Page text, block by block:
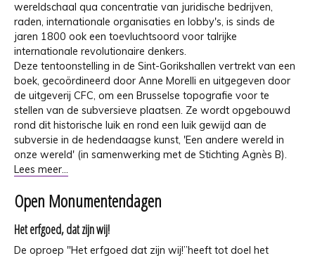
wereldschaal qua concentratie van juridische bedrijven,
raden, internationale organisaties en lobby's, is sinds de
jaren 1800 ook een toevluchtsoord voor talrijke
internationale revolutionaire denkers.
Deze tentoonstelling in de Sint-Gorikshallen vertrekt van een
boek, gecoördineerd door Anne Morelli en uitgegeven door
de uitgeverij CFC, om een Brusselse topografie voor te
stellen van de subversieve plaatsen. Ze wordt opgebouwd
rond dit historische luik en rond een luik gewijd aan de
subversie in de hedendaagse kunst, 'Een andere wereld in
onze wereld' (in samenwerking met de Stichting Agnès B).
Lees meer...
Open Monumentendagen
Het erfgoed, dat zijn wij!
De oproep "Het erfgoed dat zijn wij!”heeft tot doel het